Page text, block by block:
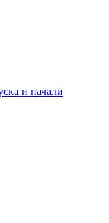
и начали